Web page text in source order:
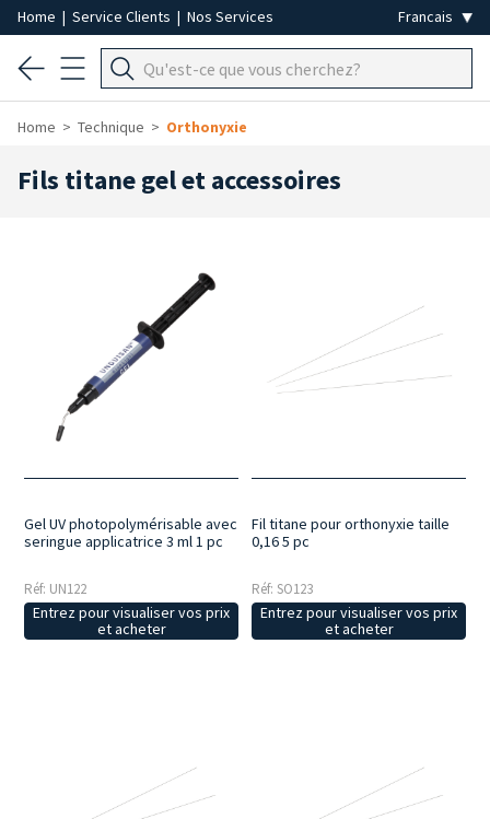
Home | Service Clients | Nos Services
Home Technique Orthonyxie
Fils titane gel et accessoires
Gel UV photopolymérisable avec
seringue applicatrice 3 ml 1 pc
Réf: UN122
Entrez pour visualiser vos prix
et acheter
Fil titane pour orthonyxie taille
0,16 5 pc
Réf: SO123
Entrez pour visualiser vos prix
et acheter